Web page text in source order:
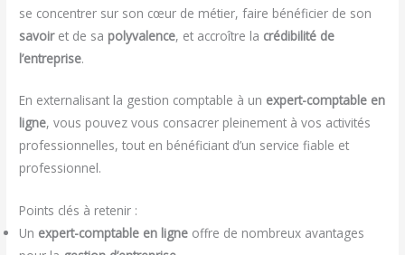
se concentrer sur son cœur de métier, faire bénéficier de son
savoiret de sa polyvalence, et accroître la crédibilité de
l’entreprise.
En externalisant la gestion comptable à un expert-comptable en
ligne, vous pouvez vous consacrer pleinement à vos activités
professionnelles, tout en bénéficiant d’un service fiable et
professionnel.
Points clés à retenir :
Un expert-comptable en ligne offre de nombreux avantages